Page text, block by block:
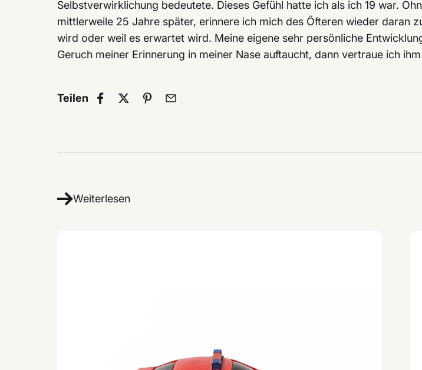
Selbstverwirklichung bedeutete. Dieses Gefühl hatte ich als ich 19 war.
mittlerweile 25 Jahre später, erinnere ich mich des Öfteren wieder daran
wird oder weil es erwartet wird. Meine eigene sehr persönliche
Geruch meiner Erinnerung in meiner Nase auftaucht, dann vertraue ich
Teilen
Weiterlesen